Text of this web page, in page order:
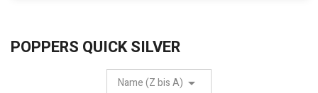
POPPERS QUICK SILVER
Name (Z bis A)